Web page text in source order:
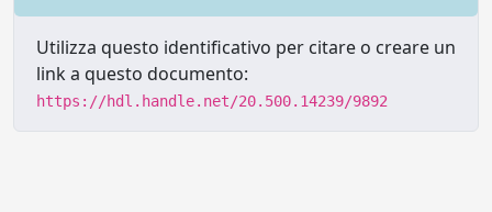
Utilizza questo identificativo per citare o creare un
link a questo documento:
https://hdl.handle.net/20.500.14239/9892